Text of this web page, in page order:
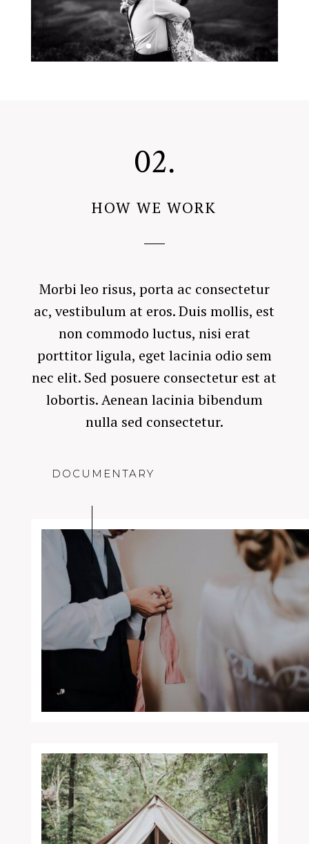
02.
HOW WE WORK
Morbi leo risus, porta ac consectetur
ac, vestibulum at eros. Duis mollis, est
non commodo luctus, nisi erat
porttitor ligula, eget lacinia odio sem
nec elit. Sed posuere consectetur est at
lobortis. Aenean lacinia bibendum
nulla sed consectetur.
DOCUMENTARY